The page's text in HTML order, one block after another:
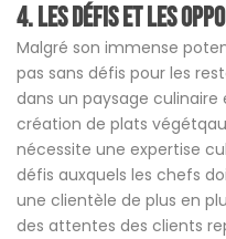
4. Les Défis et les
Malgré son immense
pas sans défis pour les
dans un paysage
création de plats
nécessite une expertise
défis auxquels les chefs
une clientèle de plus en
des attentes des clients